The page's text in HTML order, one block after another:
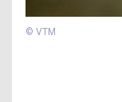
© VTM